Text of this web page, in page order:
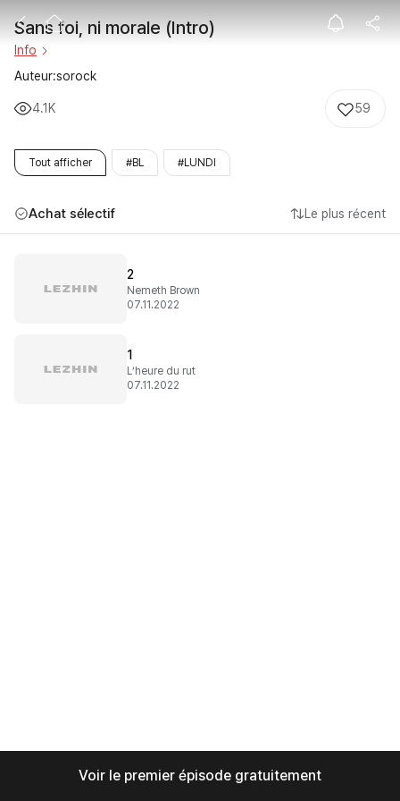
Sans foi, ni
Sans foi, ni morale (Intro)
Info
Auteur:sorock
4.1K 59
Tout afficher #BL #LUNDI
Achat sélectif Le plus récent
2
Nemeth Brown
07.11.2022
1
L’heure du rut
07.11.2022
Voir le premier épisode gratuitement